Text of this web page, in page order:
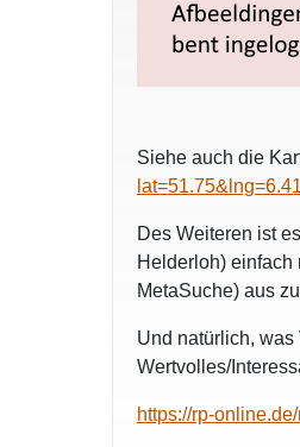
Siehe auch die
Des Weiteren ist
Helderloh) einfach
MetaSuche) aus
Und natürlich,
Wertvolles/
https://rp-